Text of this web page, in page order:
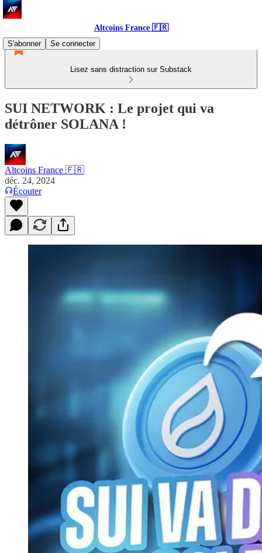
Altcoins France 🇫🇷
S'abonner
Se connecter
Lisez sans distraction sur Substack
SUI NETWORK : Le projet qui va
détrôner SOLANA !
Altcoins France 🇫🇷
déc. 24, 2024
Écouter